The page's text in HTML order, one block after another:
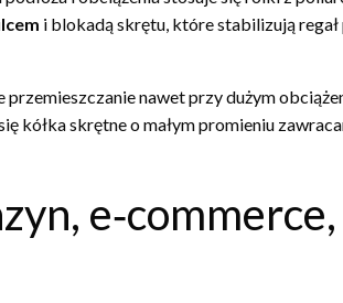
i blokadą skrętu, które stabilizują
przemieszczanie nawet przy dużym
skrętne o małym promieniu
e‑commerce,